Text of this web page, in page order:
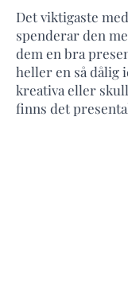
Det viktigaste
spenderar den
dem en bra
heller en så dålig
kreativa eller
finns det